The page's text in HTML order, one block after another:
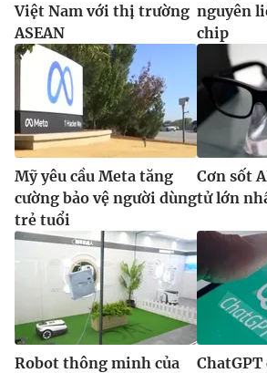
® Cấm sao chép dưới mọi hình thức nếu
thuận bằng văn bản. Ghi rõ nguồn VTV.vn
thông tin từ website này.
Việt Nam với thị trường
ASEAN
nguyên
chip
Mỹ yêu cầu Meta tăng
cường bảo vệ người dùng
trẻ tuổi
Cơn sốt
tử lớn
Robot thông minh của